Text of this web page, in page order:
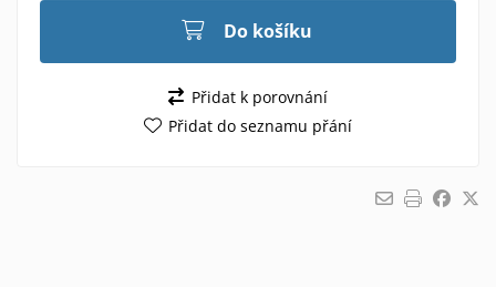
Do košíku
Přidat k porovnání
Přidat do seznamu přání